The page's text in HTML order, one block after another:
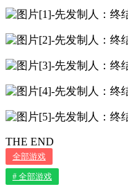
THE END
全部游戏
# 全部游戏